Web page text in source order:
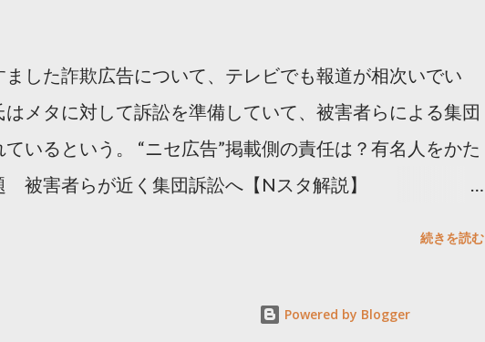
した詐欺広告について、テレビでも報道が相次いでい
はメタに対して訴訟を準備していて、被害者らによる集団
いるという。 “ニセ広告”掲載側の責任は？有名人をかた
被害者らが近く集団訴訟へ【Nスタ解説】
… 前澤氏 メタを訴える準備 https://txbiz.tv-
続きを読む
Powered by Blogger